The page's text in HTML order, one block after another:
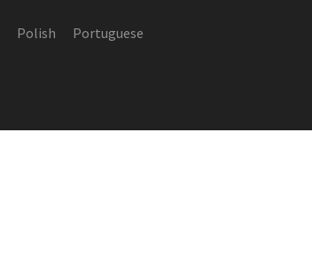
Polish
Portuguese